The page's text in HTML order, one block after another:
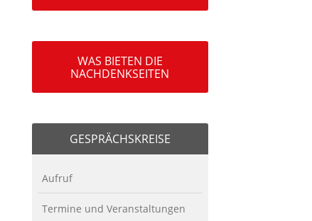
WAS BIETEN DIE
NACHDENKSEITEN
GESPRÄCHSKREISE
Aufruf
Termine und Veranstaltungen